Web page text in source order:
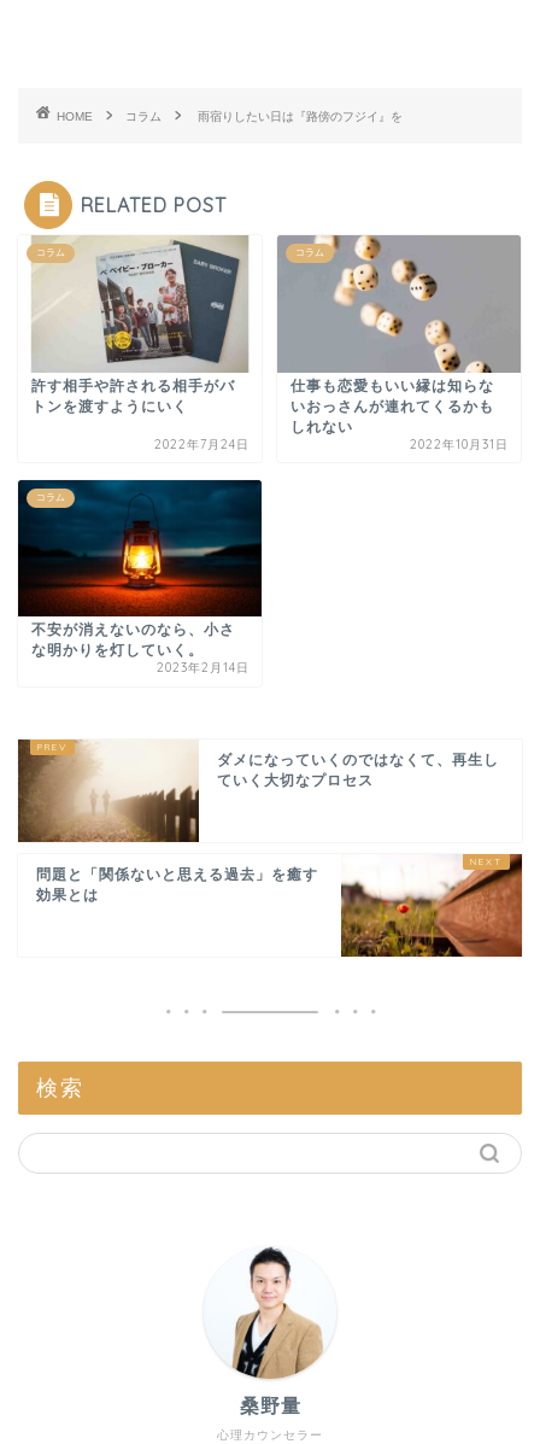
HOME コラム 雨宿りしたい日は『路傍のフジイ』を
RELATED POST
コラム
許す相手や許される相手がバ
トンを渡すようにいく
2022年7月24日
コラム
仕事も恋愛もいい縁は知らな
いおっさんが連れてくるかも
しれない
2022年10月31日
コラム
不安が消えないのなら、小さ
な明かりを灯していく。
2023年2月14日
ダメになっていくのではなくて、再生し
ていく大切なプロセス
問題と「関係ないと思える過去」を癒す
効果とは
検索
心理カウンセラー
桑野量